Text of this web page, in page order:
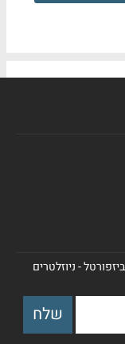
- ניוזלטרים